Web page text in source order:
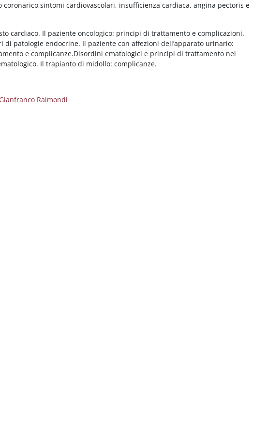
coronarico,sintomi cardiovascolari, insufficienza cardiaca, angina pectoris e
cardiaco. Il paziente oncologico: principi di trattamento e complicazioni.
di patologie endocrine. Il paziente con affezioni dell’apparato urinario:
e complicanze.Disordini ematologici e principi di trattamento nel
Il trapianto di midollo: complicanze.
Gianfranco Raimondi